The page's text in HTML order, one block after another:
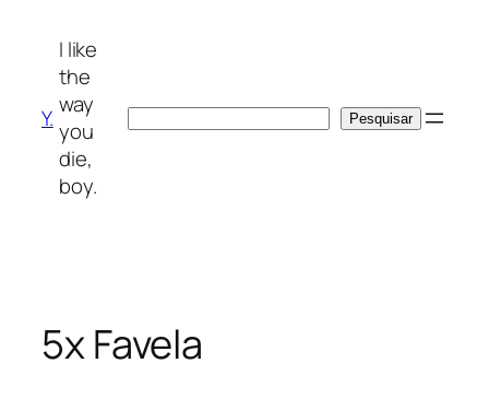
conteúdo
Y.
I like
the
way
you
die,
boy.
Pesquisar
5x Favela